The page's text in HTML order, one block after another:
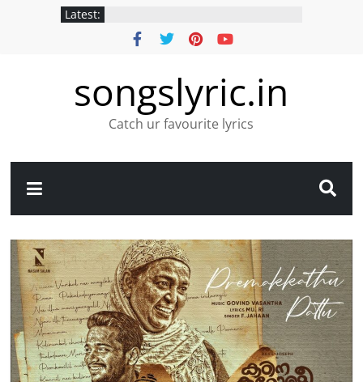
Latest:
songslyric.in
Catch ur favourite lyrics